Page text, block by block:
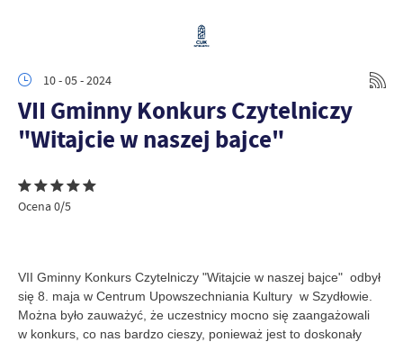
10 - 05 - 2024
VII Gminny Konkurs Czytelniczy
"Witajcie w naszej bajce"
Ocena 0/5
VII Gminny Konkurs Czytelniczy "Witajcie w naszej bajce" odbył
się 8. maja w Centrum Upowszechniania Kultury w Szydłowie.
Można było zauważyć, że uczestnicy mocno się zaangażowali
w konkurs, co nas bardzo cieszy, ponieważ jest to doskonały